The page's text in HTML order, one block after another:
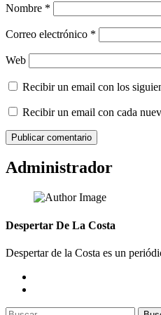
Nombre *
Correo electrónico *
Web
Recibir un email con los
Recibir un email con cada
Administrador
Despertar De La Costa
Despertar de la Costa es un
Buscar: